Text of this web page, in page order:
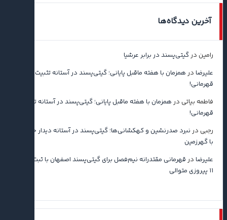
آخرین دیدگاه‌ها
رامین در گیتی‌پسند در برابر عرشیا
علیرضا در همزمان با هفته ماقبل پایانی؛ گیتی‌پسند در آستانه تثبیت
قهرمانی!
فاطمه بیاتی در همزمان با هفته ماقبل پایانی؛ گیتی‌پسند در آستانه تثبیت
قهرمانی!
رجبی در نبرد صدرنشین و کهکشانی‌ها؛ گیتی‌پسند در آستانه دیدار حساس
با گهرزمین
علیرضا در قهرمانی مقتدرانه نیم‌فصل برای گیتی‌پسند اصفهان با ثبت رکورد
۱۱ پیروزی متوالی